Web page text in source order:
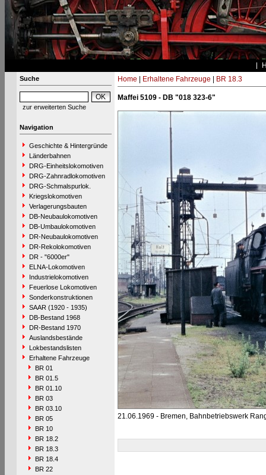
Suche
zur erweiterten Suche
Navigation
Geschichte & Hintergründe
Länderbahnen
DRG-Einheitslokomotiven
DRG-Zahnradlokomotiven
DRG-Schmalspurlok.
Kriegslokomotiven
Verlagerungsbauten
DB-Neubaulokomotiven
DB-Umbaulokomotiven
DR-Neubaulokomotiven
DR-Rekolokomotiven
DR - "6000er"
ELNA-Lokomotiven
Industrielokomotiven
Feuerlose Lokomotiven
Sonderkonstruktionen
SAAR (1920 - 1935)
DB-Bestand 1968
DR-Bestand 1970
Auslandsbestände
Lokbestandslisten
Erhaltene Fahrzeuge
BR 01
BR 01.5
BR 01.10
BR 03
BR 03.10
BR 05
BR 10
BR 18.2
BR 18.3
BR 18.4
BR 22
Home Erhaltene Fahrzeuge BR 18.3
Maffei 5109 - DB "018 323-6"
21.06.1969 - Bremen, Bahnbetriebswerk